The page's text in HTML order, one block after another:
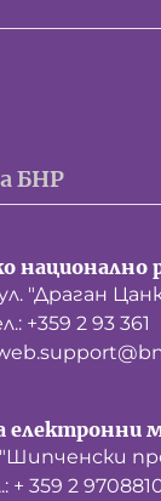
БНР
национално
"Драган
+359 2 93 361
електронни
+ 359 2